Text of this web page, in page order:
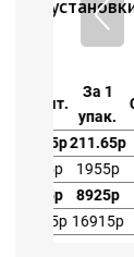
(№3)
Кол-
шт.
1
10
50
100